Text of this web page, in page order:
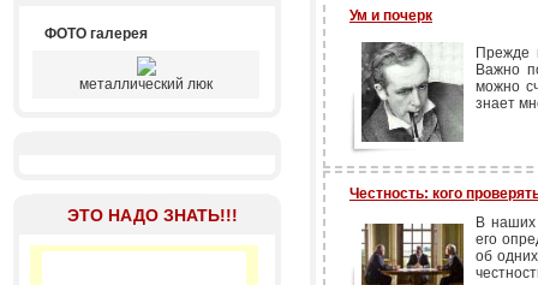
ФОТО галерея
металлический люк
ЭТО НАДО ЗНАТЬ!!!
Ум и почерк
Прежде
Важно
можно
знает
Честность: кого
В
его
об